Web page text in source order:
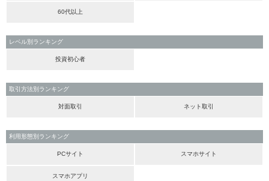
60代以上
レベル別ランキング
投資初心者
取引方法別ランキング
対面取引 ネット取引
利用形態別ランキング
PCサイト スマホサイト
スマホアプリ